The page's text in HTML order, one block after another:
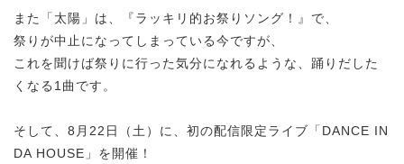
また「太陽」は、『ラッキリ的お祭りソング！』で、
祭りが中止になってしまっている今ですが、
これを聞けば祭りに行った気分になれるような、踊りだした
くなる1曲です。
そして、8月22日（土）に、初の配信限定ライブ「DANCE IN
DA HOUSE」を開催！